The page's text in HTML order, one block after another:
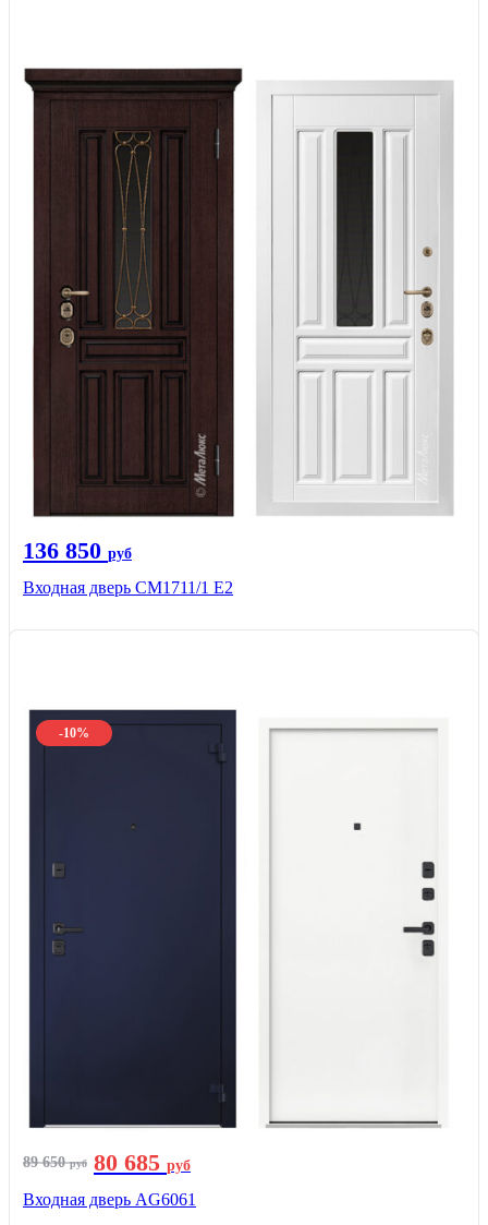
136 850 руб
Входная дверь CМ1711/1 Е2
-10%
89 650руб 80 685 руб
Входная дверь AG6061